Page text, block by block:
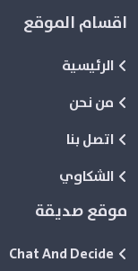
اقسام الموقع
الرئيسية
من نحن
اتصل بنا
الشكاوي
موقع صديقة
Chat And Decide